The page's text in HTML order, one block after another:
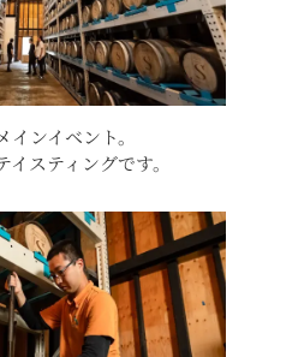
ンイベント。
スティングです。